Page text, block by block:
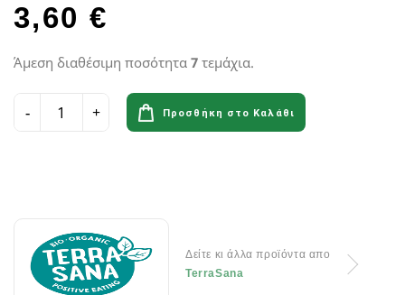
3,60 €
Άμεση διαθέσιμη ποσότητα 7 τεμάχια.
Προσθήκη στο Καλάθι
Δείτε κι άλλα προϊόντα απο
TerraSana